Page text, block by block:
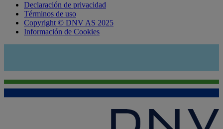
Declaración de privacidad
Términos de uso
Copyright © DNV AS 2025
Información de Cookies